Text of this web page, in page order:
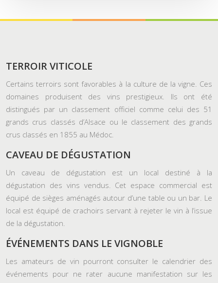
TERROIR VITICOLE
Certains terroirs sont favorables à la culture de la vigne. Ces
domaines produisent des vins prestigieux. Ils ont été
distingués par un classement officiel comme celui des 51
grands crus classés d’Alsace ou le classement des grands
crus classés en 1855 au Médoc.
CAVEAU DE DÉGUSTATION
Un caveau de dégustation est un local destiné à la
dégustation des vins vendus. Cet espace commercial est
équipé de sièges aménagés autour d’une table ou un bar. Le
local est équipé de crachoirs servant à rejeter le vin à l’issue
de la dégustation.
ÉVÉNEMENTS DANS LE VIGNOBLE
Les amateurs de vin pourront consulter le calendrier des
événements pour ne rater aucune manifestation sur les